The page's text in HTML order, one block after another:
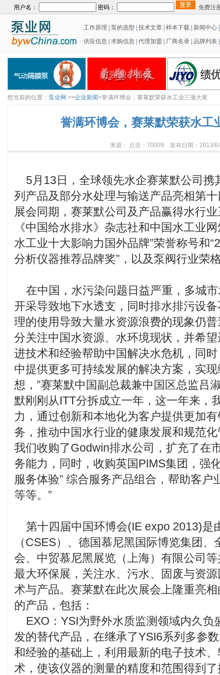
用户名： 密码： 免费注
工作原理 泵的选型 技术文章 样本下载 新闻中心
供应信息
求购信息 代理加盟 厂商名录 品牌列表
您当前的位置： 泵业网 >>企业新闻>誉满环博会，赛莱默荣获水工业三项大奖
誉满环博会，赛莱默荣获水工
来源： 点击：70009 发布日期：2013/
5月13日，全球领先水企赛莱默公司携
列产品及部分水处理与输送产品亮相第
展会同期，赛莱默公司及产品赢得水行
《中国给水排水》杂志社和中国水工业
水工业十大影响力国外品牌”荣誉称号和
分析仪器推荐品牌奖”，以及泵阀行业荣
在中国，水污染问题日益严重，多城
开采导致地下水透支，同时排水排污设
理的使用导致大量水资源浪费的现象仍
分关注中国水资源、水环境现状，并希
进技术和经验帮助中国解决水危机，同
中提供更多可持续发展的解决方案，实
想，”赛莱默中国副总裁兼中国区总监吕
默刚刚从ITT分拆成立一年，这一年来，
力，通过创新和本地化为客户提供更加
务，推动中国水行业的健康发展和规范
我们收购了Godwin排水公司，扩充了在
务能力，同时，收购英国PIMS集团，强
服务体验” 综合服务产品组合，帮助客户
等等。”
第十四届中国环博会(IE expo 2013)是
（CSES）、德国慕尼黑国际博览集团
会、中贸慕尼黑展览（上海）有限公司
最大环保展，关注水、污水、固废与资
术与产品。赛莱默在此次展会上隆重亮
的产品，包括：
EXO：YSI为野外水质监测领域内久负
发的替代产品，在继承了YSI6系列多参
和经验的基础上，利用最新的电子技术
术，使该仪器的测量的精度和范围得到